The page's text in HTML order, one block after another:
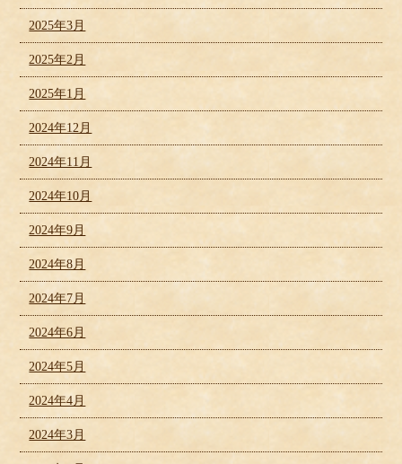
2025年3月
2025年2月
2025年1月
2024年12月
2024年11月
2024年10月
2024年9月
2024年8月
2024年7月
2024年6月
2024年5月
2024年4月
2024年3月